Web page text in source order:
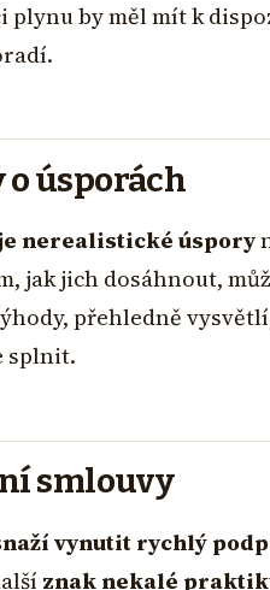
plynu by měl mít k
o úsporách
nerealistické úspory
jak jich dosáhnout,
přehledně
splnit.
smlouvy
vynutit rychlý
znak nekalé praktik